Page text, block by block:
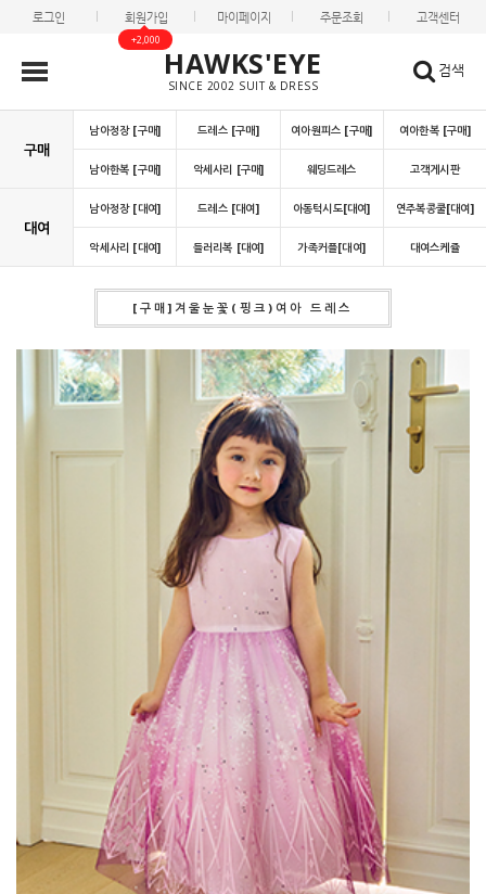
로그인 회원가입
+2,000
마이페이지 주문조회 고객센터
HAWKS'EYE
SINCE 2002 SUIT & DRESS
검색
구매
남아정장 [구매] 드레스 [구매] 여아원피스 [구매] 여아한복 [구매]
남아한복 [구매] 악세사리 [구매] 웨딩드레스 고객게시판
대여
남아정장 [대여] 드레스 [대여] 아동턱시도[대여] 연주복콩쿨[대여]
악세사리 [대여] 들러리복 [대여] 가족커플[대여] 대여스케쥴
[구매]겨울눈꽃(핑크)여아 드레스